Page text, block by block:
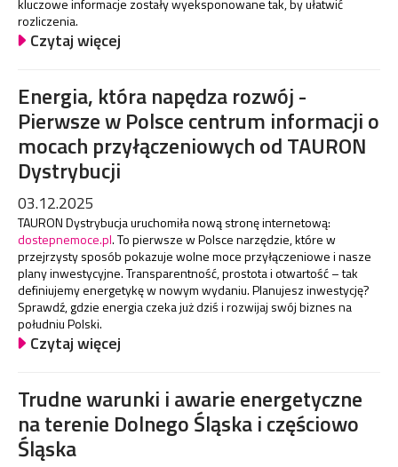
rozliczenia.
Czytaj więcej
Energia, która napędza rozwój -
Pierwsze w Polsce centrum informacji o
mocach przyłączeniowych od TAURON
Dystrybucji
03.12.2025
TAURON Dystrybucja uruchomiła nową stronę internetową:
dostepnemoce.pl. To pierwsze w Polsce narzędzie, które w
przejrzysty sposób pokazuje wolne moce przyłączeniowe i nasze
plany inwestycyjne. Transparentność, prostota i otwartość – tak
definiujemy energetykę w nowym wydaniu. Planujesz inwestycję?
Sprawdź, gdzie energia czeka już dziś i rozwijaj swój biznes na
południu Polski.
Czytaj więcej
Trudne warunki i awarie energetyczne
na terenie Dolnego Śląska i częściowo
Śląska